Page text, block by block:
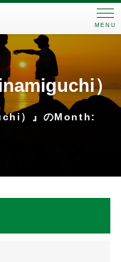
MENU
）
）』のMonth: